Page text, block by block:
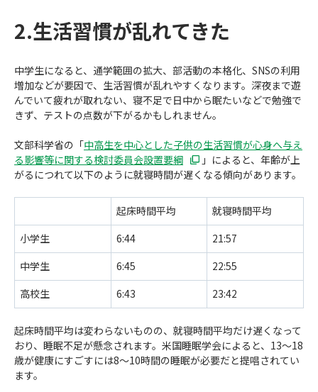
2.生活習慣が乱れてきた
中学生になると、通学範囲の拡大、部活動の本格化、SNSの利用
増加などが要因で、生活習慣が乱れやすくなります。深夜まで遊
んでいて疲れが取れない、寝不足で日中から眠たいなどで勉強で
きず、テストの点数が下がるかもしれません。
文部科学省の「中高生を中心とした子供の生活習慣が心身へ与え
る影響等に関する検討委員会設置要綱
」によると、年齢が上
がるにつれて以下のように就寝時間が遅くなる傾向があります。
起床時間平均
就寝時間平均
小学生
6:44
21:57
中学生
6:45
22:55
高校生
6:43 23:42
起床時間平均は変わらないものの、就寝時間平均だけ遅くなって
おり、睡眠不足が懸念されます。米国睡眠学会によると、13〜18
歳が健康にすごすには8〜10時間の睡眠が必要だと提唱されてい
ます。